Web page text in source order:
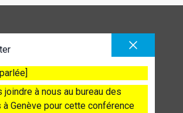
joindre à nous au bureau des
à Genève pour cette conférence